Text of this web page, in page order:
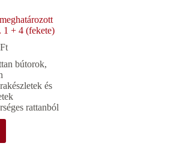
+ 4 (fekete)
Ft
bútorok,
és
rattanból